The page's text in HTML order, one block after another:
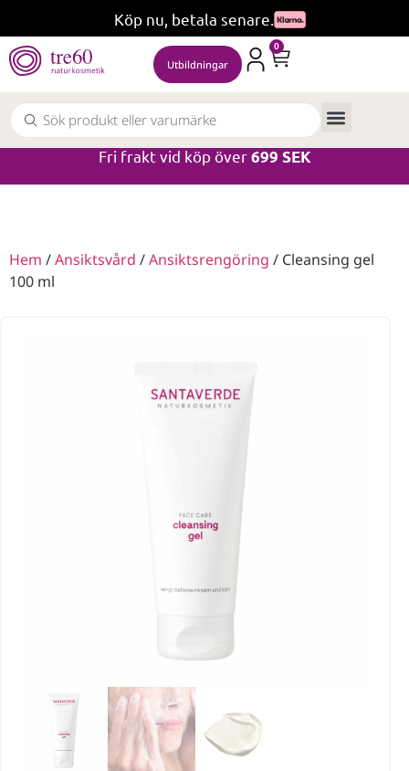
Köp nu, betala senare.
Utbildningar
0
Fri frakt vid köp över699 SEK
Hem /Ansiktsvård /Ansiktsrengöring / Cleansing gel
100 ml